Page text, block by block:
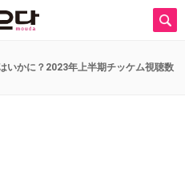
いかに？2023年上半期チッケム視聴数